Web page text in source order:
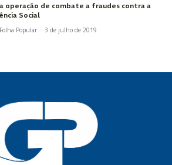
operação de combate a fraudes contra a
Social
Popular - 3 de julho de 2019